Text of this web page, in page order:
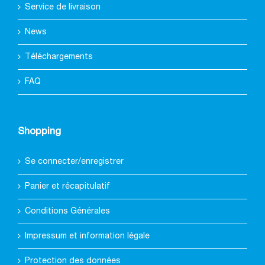
Service de livraison
News
Téléchargements
FAQ
Shopping
Se connecter/enregistrer
Panier et récapitulatif
Conditions Générales
Impressum et information légale
Protection des données